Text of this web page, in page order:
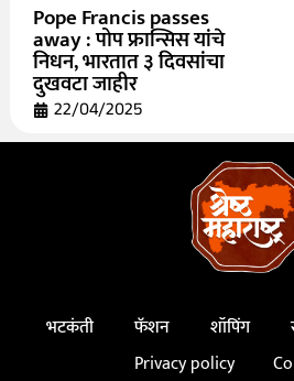
Pope Francis passes
away : पोप फ्रान्सिस यांचे
निधन, भारतात ३ दिवसांचा
दुखवटा जाहीर
22/04/2025
भटकंती फॅशन शॉपिंग
Privacy policy